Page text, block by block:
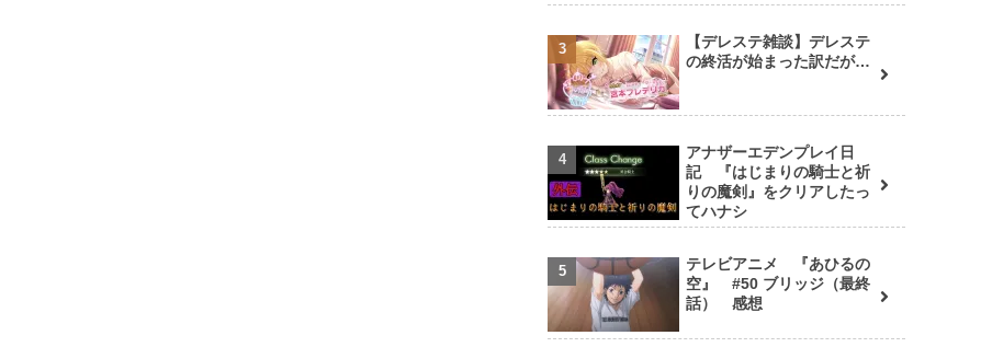
【デレステ雑談】デレステ
の終活が始まった訳だが…
アナザーエデンプレイ日
記 『はじまりの騎士と祈
りの魔剣』をクリアしたっ
てハナシ
テレビアニメ 『あひるの
空』 #50 ブリッジ（最終
話） 感想